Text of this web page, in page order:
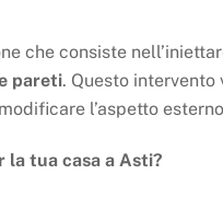
che consiste
pareti. Questo
l’aspetto
la tua casa a Asti?